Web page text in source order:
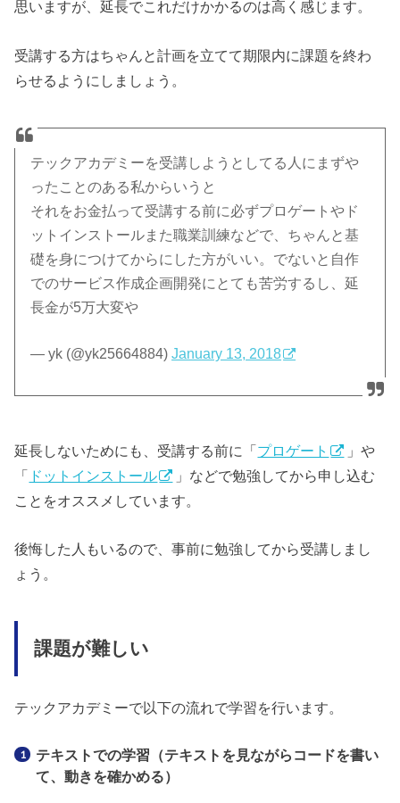
思いますが、延長でこれだけかかるのは高く感じます。
受講する方はちゃんと計画を立てて期限内に課題を終わ
らせるようにしましょう。
テックアカデミーを受講しようとしてる人にまずや
ったことのある私からいうと
それをお金払って受講する前に必ずプロゲートやド
ットインストールまた職業訓練などで、ちゃんと基
礎を身につけてからにした方がいい。でないと自作
でのサービス作成企画開発にとても苦労するし、延
長金が5万大変や
— yk (@yk25664884)January 13, 2018
延長しないためにも、受講する前に「プロゲート
」や
「 ドットインストール
」などで勉強してから申し込む
ことをオススメしています。
後悔した人もいるので、事前に勉強してから受講しまし
ょう。
課題が難しい
テックアカデミーで以下の流れで学習を行います。
テキストでの学習（テキストを見ながらコードを書い
て、動きを確かめる）